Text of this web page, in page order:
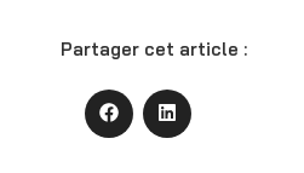
Partager cet article :